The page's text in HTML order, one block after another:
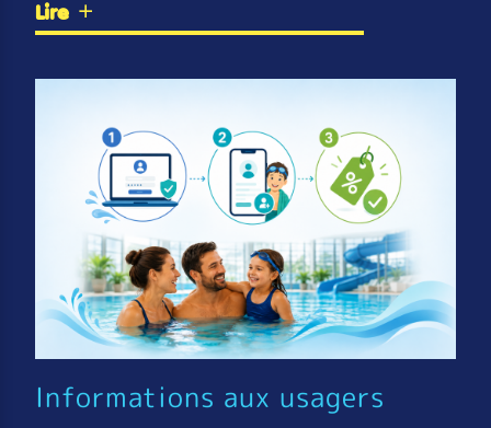
Lire
Informations aux usagers